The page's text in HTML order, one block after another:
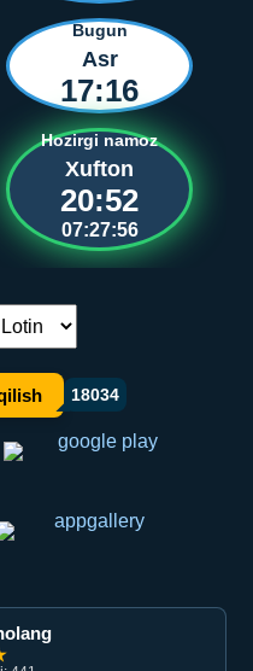
Bugun
Asr
17:16
Hozirgi namoz
Xufton
20:52
07:27:56
18034
ulashish